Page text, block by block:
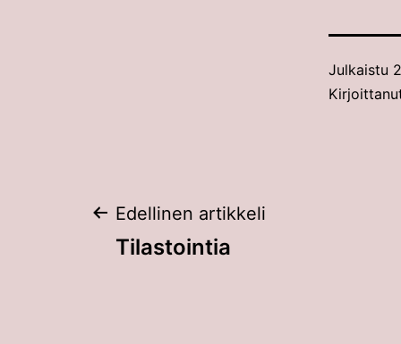
Julkaistu
Artikkelien
Edellinen artikkeli
Tilastointia